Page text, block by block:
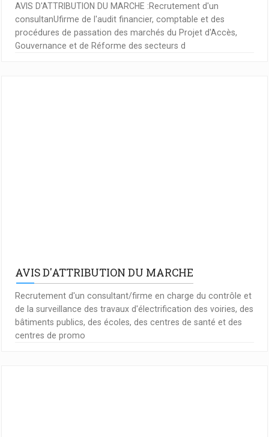
AVIS D'ATTRIBUTION DU MARCHE :Recrutement d'un
consultanUfirme de l'audit financier, comptable et des
procédures de passation des marchés du Projet d'Accès,
Gouvernance et de Réforme des secteurs d
AVIS D'ATTRIBUTION DU MARCHE
Recrutement d'un consultant/firme en charge du contrôle et
de la surveillance des travaux d'électrification des voiries, des
bâtiments publics, des écoles, des centres de santé et des
centres de promo